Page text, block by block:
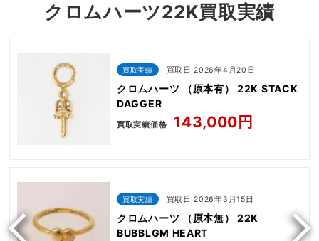
クロムハーツ22K買取実績
買取実績 買取日 2026年4月20日
クロムハーツ （原本有） 22K STACK
DAGGER
買取実績価格 143,000円
買取実績 買取日 2026年3月15日
クロムハーツ （原本無） 22K
BUBBLGM HEART